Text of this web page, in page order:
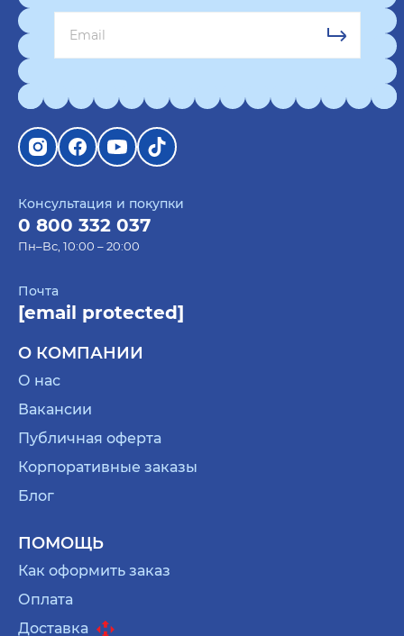
Консультация и покупки
0 800 332 037
Пн–Вс, 10:00 – 20:00
Почта
[email protected]
О КОМПАНИИ
О нас
Вакансии
Публичная оферта
Корпоративные заказы
Блог
ПОМОЩЬ
Как оформить заказ
Оплата
Доставка